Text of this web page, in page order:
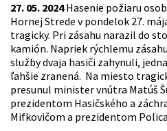
27. 05. 2024Hasenie požiaru
Hornej Strede v pondelok 27.
tragicky. Pri zásahu narazil do
kamión. Napriek rýchlemu
služby dvaja hasiči zahynuli,
ľahšie zranená. Na miesto
presunul minister vnútra Matúš
prezidentom Hasičského a
Mifkovičom a prezidentom